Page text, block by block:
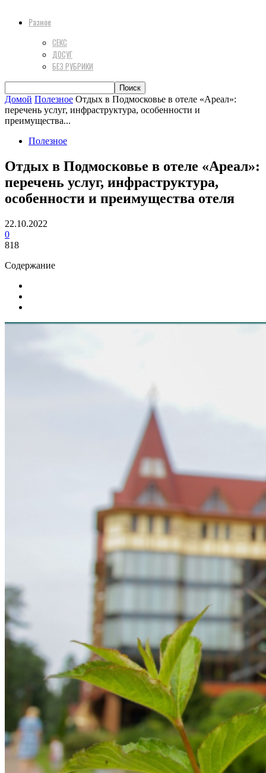
Разное
СЕКС
ДОСУГ
БЕЗ РУБРИКИ
Домой Полезное Отдых в Подмосковье в отеле «Ареал»:
перечень услуг, инфраструктура, особенности и
преимущества...
Полезное
Отдых в Подмосковье в отеле «Ареал»:
перечень услуг, инфраструктура,
особенности и преимущества отеля
22.10.2022
0
818
Содержание